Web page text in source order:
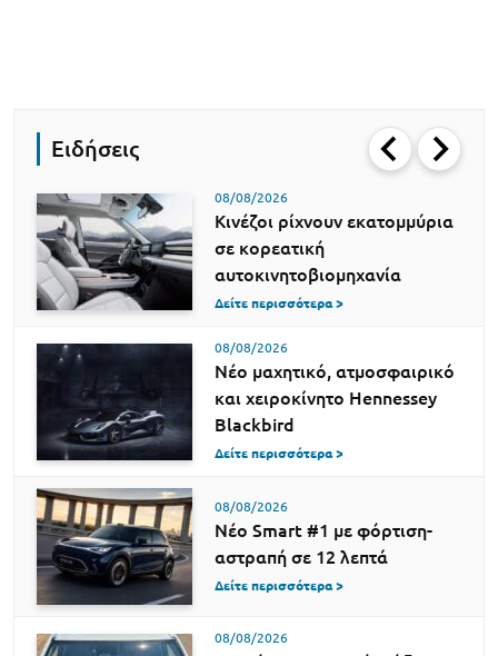
Ειδήσεις
08/08/2026
Κινέζοι ρίχνουν εκατομμύρια
σε κορεατική
αυτοκινητοβιομηχανία
Δείτε περισσότερα >
08/08/2026
Νέο μαχητικό, ατμοσφαιρικό
και χειροκίνητο Hennessey
Blackbird
Δείτε περισσότερα >
08/08/2026
Νέο Smart #1 με φόρτιση-
αστραπή σε 12 λεπτά
Δείτε περισσότερα >
08/08/2026